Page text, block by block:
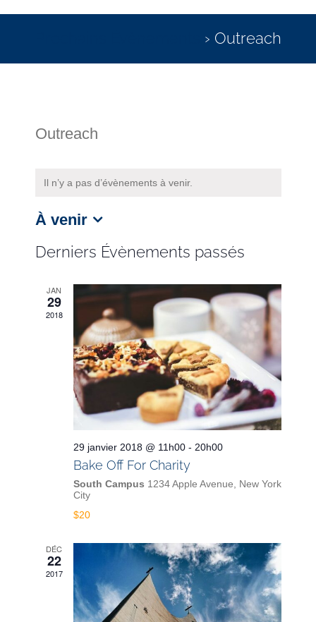
› Outreach
Outreach
Il n’y a pas d’évènements à venir.
À venir
une
date.
Derniers Évènements passés
JAN
29
2018
29 janvier 2018 @ 11h00- 20h00
Bake Off For Charity
South Campus 1234 Apple Avenue, New York
City
$20
DÉC
22
2017